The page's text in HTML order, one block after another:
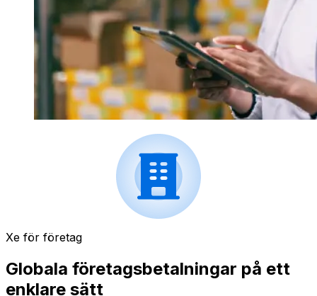
Xe för företag
Globala företagsbetalningar på ett
enklare sätt